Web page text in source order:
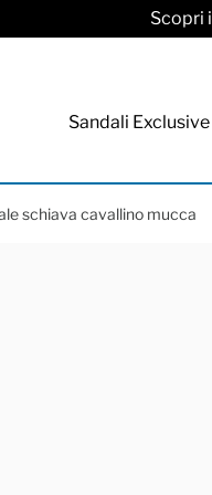
Scopri i
Sandali Exclusive
schiava cavallino mucca